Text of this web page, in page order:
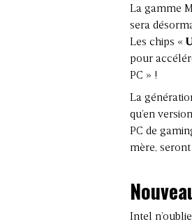
La gamme
sera
Les chips «
pour
PC » !
La
qu’en
PC de
mère,
Intel